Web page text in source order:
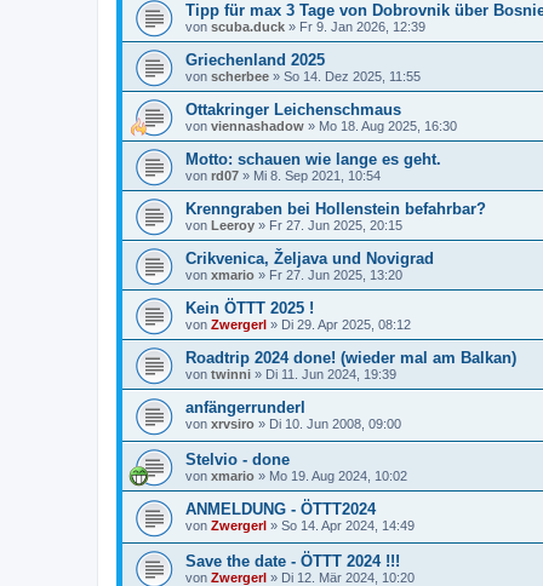
Tipp für max 3 Tage von Dobrovnik über
von scuba.duck » Fr 9. Jan 2026, 12:39
Griechenland 2025
von scherbee » So 14. Dez 2025, 11:55
Ottakringer Leichenschmaus
von viennashadow » Mo 18. Aug 2025, 16:30
Motto: schauen wie lange es geht.
von rd07 » Mi 8. Sep 2021, 10:54
Krenngraben bei Hollenstein befahrbar?
von Leeroy » Fr 27. Jun 2025, 20:15
Crikvenica, Željava und Novigrad
von xmario » Fr 27. Jun 2025, 13:20
Kein ÖTTT 2025 !
von Zwergerl » Di 29. Apr 2025, 08:12
Roadtrip 2024 done! (wieder mal am Balkan)
von twinni » Di 11. Jun 2024, 19:39
anfängerrunderl
von xrvsiro » Di 10. Jun 2008, 09:00
Stelvio - done
von xmario » Mo 19. Aug 2024, 10:02
ANMELDUNG - ÖTTT2024
von Zwergerl » So 14. Apr 2024, 14:49
Save the date - ÖTTT 2024 !!!
von Zwergerl » Di 12. Mär 2024, 10:20